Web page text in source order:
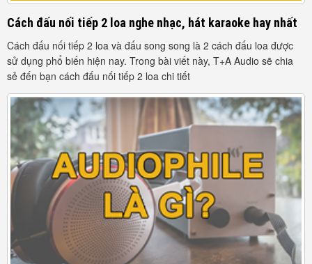
Cách đấu nối tiếp 2 loa nghe nhạc, hát karaoke hay nhất
Cách đấu nối tiếp 2 loa và đấu song song là 2 cách đấu loa được
sử dụng phổ biến hiện nay. Trong bài viết này, T+A Audio sẽ chia
sẻ đến bạn cách đấu nối tiếp 2 loa chi tiết